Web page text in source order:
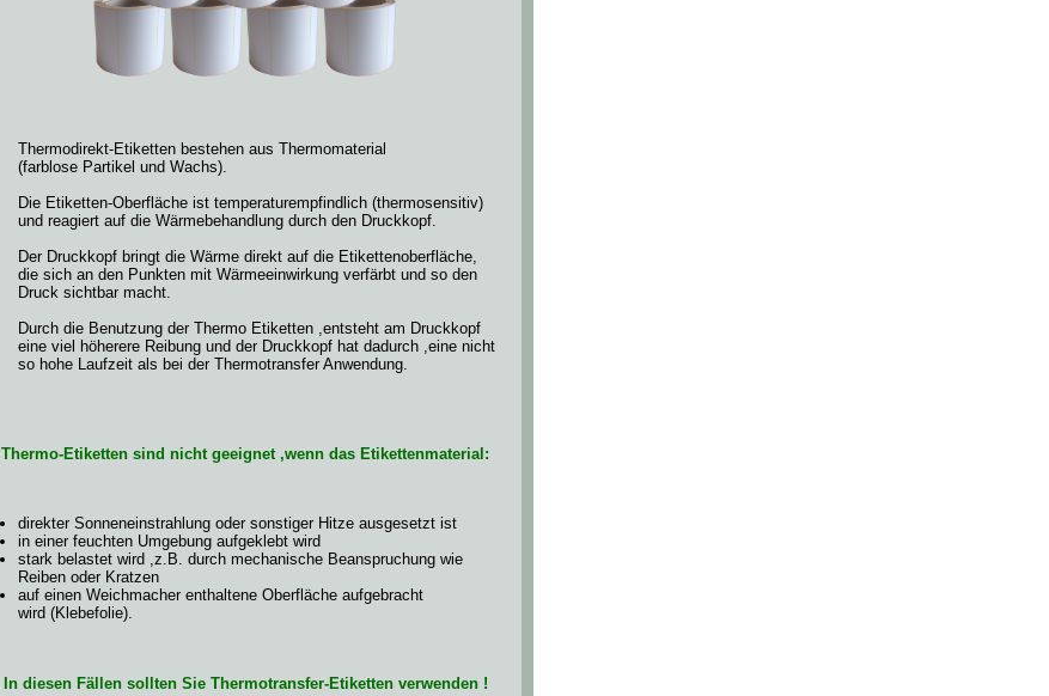
Thermodirekt-Etiketten bestehen aus Thermomaterial
(farblose Partikel und Wachs).
Die Etiketten-Oberfläche ist temperaturempfindlich (thermosensitiv)
und reagiert auf die Wärmebehandlung durch den Druckkopf.
Der Druckkopf bringt die Wärme direkt auf die Etikettenoberfläche,
die sich an den Punkten mit Wärmeeinwirkung verfärbt und so den
Druck sichtbar macht.
Durch die Benutzung der Thermo Etiketten ,entsteht am Druckkopf
eine viel höherere Reibung und der Druckkopf hat dadurch ,eine nicht
so hohe Laufzeit als bei der Thermotransfer Anwendung.
Thermo-Etiketten sind nicht geeignet ,wenn das Etikettenmaterial:
direkter Sonneneinstrahlung oder sonstiger Hitze ausgesetzt ist
in einer feuchten Umgebung aufgeklebt wird
stark belastet wird ,z.B. durch mechanische Beanspruchung wie
Reiben oder Kratzen
auf einen Weichmacher enthaltene Oberfläche aufgebracht
wird (Klebefolie).
In diesen Fällen sollten Sie Thermotransfer-Etiketten verwenden !